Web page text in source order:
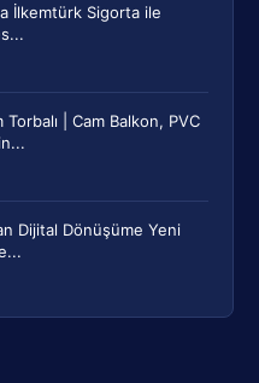
İlkemtürk Sigorta ile
| Cam Balkon, PVC
Dijital Dönüşüme Yeni